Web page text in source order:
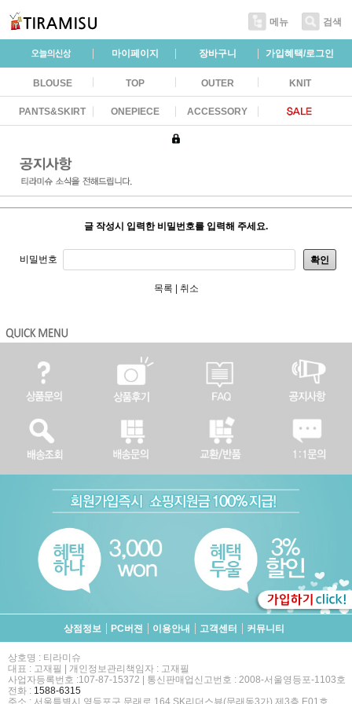
메뉴 검색
마이페이지 장바구니 가입혜택/로그인
BLOUSE TOP OUTER KNIT
PANTS&SKIRT ONEPIECE ACCESSORY
글 작성시 입력한 비밀번호를 입력해 주세요.
비밀번호 확인
목록 | 취소
상점정보 PC버젼 이용안내 고객센터 커뮤니티
상호명 : 티라미슈
대표 : 고재필 | 개인정보관리책임자 : 고재필
사업자등록번호 :107-87-15372 | 통신판매업신고번호 : 2008-서울영등포-1103호
전화 : 1588-6315
주소 : 서울특별시 영등포구 문래로 164 SK리더스뷰(문래동3가) 제3층 E01호